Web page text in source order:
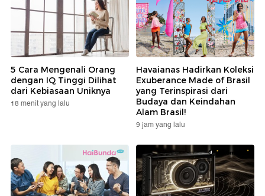
5 Cara Mengenali Orang
dengan IQ Tinggi Dilihat
dari Kebiasaan Uniknya
18 menit yang lalu
Havaianas Hadirkan Koleksi
Exuberance Made of Brasil
yang Terinspirasi dari
Budaya dan Keindahan
Alam Brasil!
9 jam yang lalu